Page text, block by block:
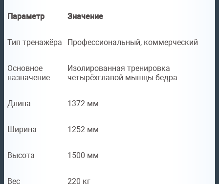
Параметр Значение
Тип тренажёра Профессиональный, коммерческий
Основное
назначение
Изолированная тренировка
четырёхглавой мышцы бедра
Длина 1372 мм
Ширина 1252 мм
Высота 1500 мм
Вес 220 кг